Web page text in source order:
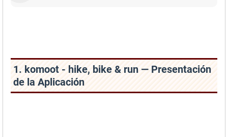
1. komoot - hike, bike & run — Presentación
de la Aplicación